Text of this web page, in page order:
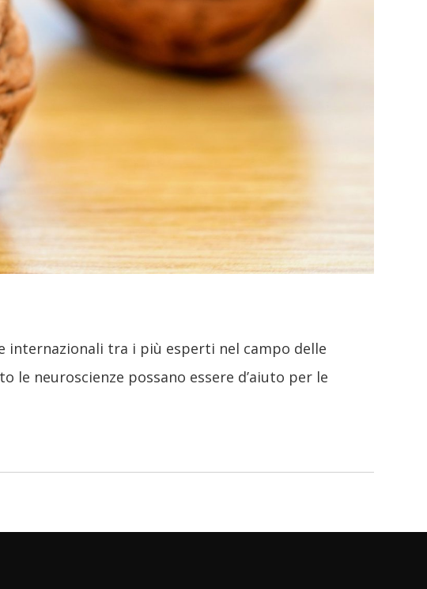
tra i più esperti nel campo delle
le neuroscienze possano essere d’aiuto per le